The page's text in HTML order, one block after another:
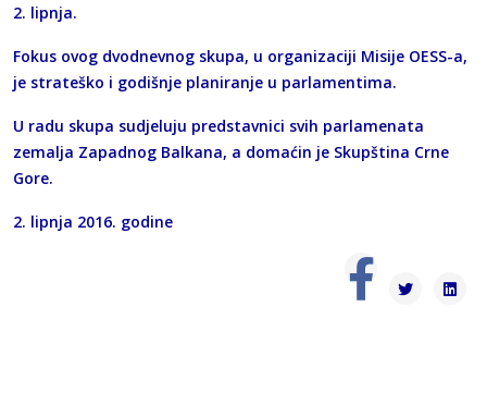
2. lipnja.
Fokus ovog dvodnevnog skupa, u organizaciji Misije OESS-a,
je strateško i godišnje planiranje u parlamentima.
U radu skupa sudjeluju predstavnici svih parlamenata
zemalja Zapadnog Balkana, a domaćin je Skupština Crne
Gore.
2. lipnja 2016. godine